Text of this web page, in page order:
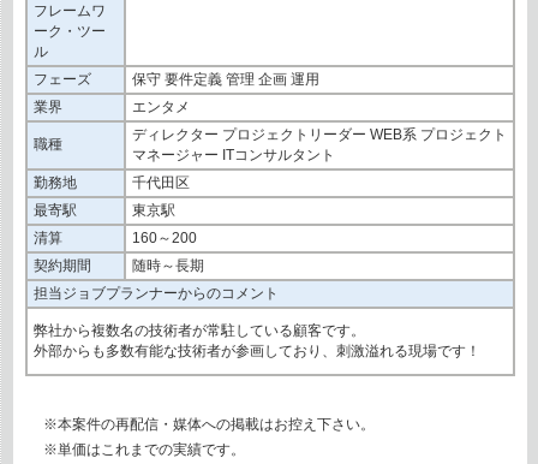
フレームワ
ーク・ツー
ル
フェーズ
保守 要件定義 管理 企画 運用
業界
エンタメ
職種
ディレクター プロジェクトリーダー WEB系 プロジェクト
マネージャー ITコンサルタント
勤務地
千代田区
最寄駅
東京駅
清算
160～200
契約期間
随時～長期
担当ジョブプランナーからのコメント
弊社から複数名の技術者が常駐している顧客です。
外部からも多数有能な技術者が参画しており、刺激溢れる現場です！
※本案件の再配信・媒体への掲載はお控え下さい。
※単価はこれまでの実績です。